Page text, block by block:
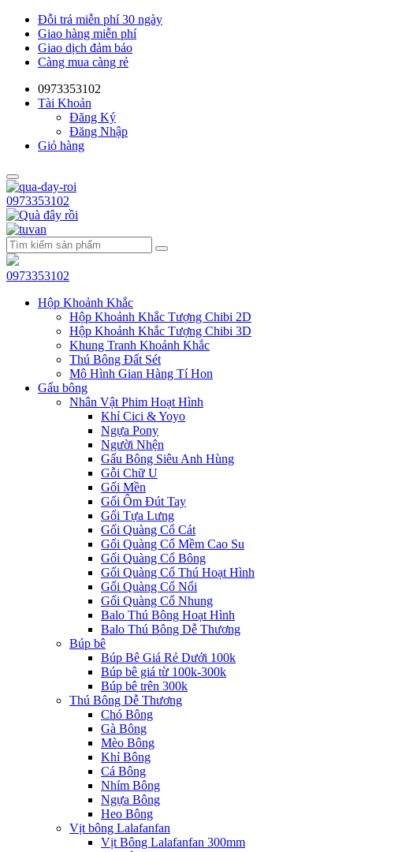
Đỗi trả miễn phí 30 ngày
Giao hàng miễn phí
Giao dịch đảm bảo
Càng mua càng rẻ
0973353102
Tài Khoản
Đăng Ký
Đăng Nhập
Giỏ hàng
0973353102
0973353102
Hộp Khoảnh Khắc
Hộp Khoảnh Khắc Tượng Chibi 2D
Hộp Khoảnh Khắc Tượng Chibi 3D
Khung Tranh Khoảnh Khắc
Thú Bông Đất Sét
Mô Hình Gian Hàng Tí Hon
Gấu bông
Nhân Vật Phim Hoạt Hình
Khỉ Cici & Yoyo
Ngựa Pony
Người Nhện
Gấu Bông Siêu Anh Hùng
Gỗi Chữ U
Gối Mền
Gối Ôm Đút Tay
Gối Tựa Lưng
Gối Quàng Cổ Cát
Gối Quàng Cổ Mềm Cao Su
Gối Quàng Cổ Bông
Gối Quàng Cổ Thú Hoạt Hình
Gối Quàng Cổ Nổi
Gối Quàng Cổ Nhung
Balo Thú Bông Hoạt Hình
Balo Thú Bông Dễ Thương
Búp bê
Búp Bê Giá Rẻ Dưới 100k
Búp bê giá từ 100k-300k
Búp bê trên 300k
Thú Bông Dễ Thương
Chó Bông
Gà Bông
Mèo Bông
Khỉ Bông
Cá Bông
Nhím Bông
Ngựa Bông
Heo Bông
Vịt bông Lalafanfan
Vịt Bông Lalafanfan 300mm